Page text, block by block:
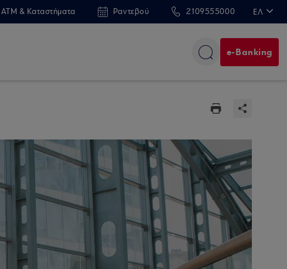
ATM & Καταστήματα Ραντεβού 2109555000 ΕΛ
e-Banking